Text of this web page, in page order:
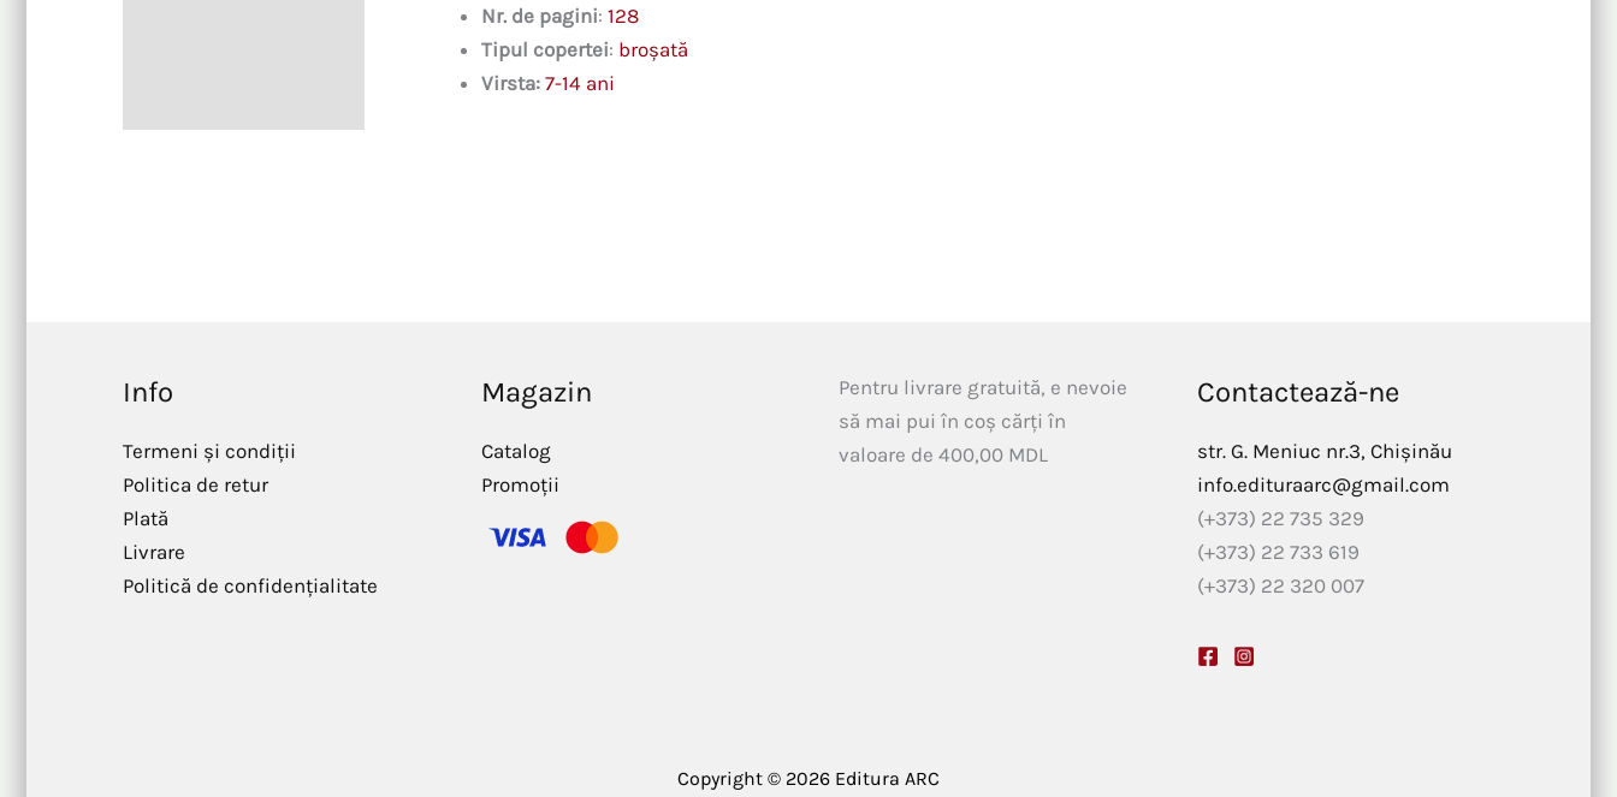
Nr. de pagini: 128
Tipul copertei: broşată
Virsta: 7-14 ani
Info
Termeni și condiții
Politica de retur
Plată
Livrare
Politică de confidențialitate
Magazin
Catalog
Promoții
Pentru livrare gratuită, e nevoie
să mai pui în coș cărți în
valoare de 400,00 MDL
Contactează-ne
str. G. Meniuc nr.3, Chișinău
info.edituraarc@gmail.com
(+373) 22 735 329
(+373) 22 733 619
(+373) 22 320 007
Copyright © 2026 Editura ARC